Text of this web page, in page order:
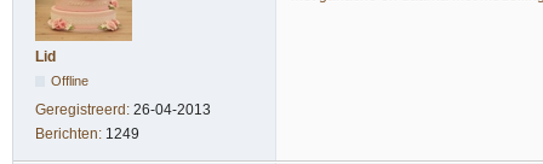
Lid
Offline
Geregistreerd: 26-04-2013
Berichten: 1249